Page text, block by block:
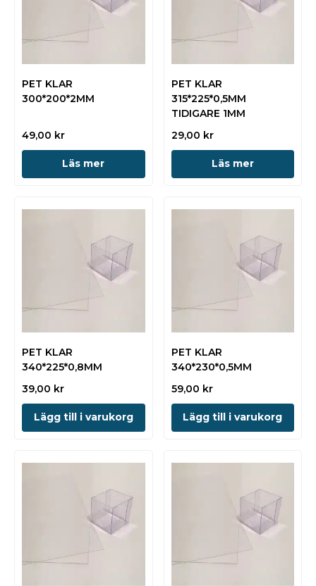
PET KLAR
300*200*2MM
49,00 kr
Läs mer
PET KLAR
315*225*0,5MM
TIDIGARE 1MM
29,00 kr
Läs mer
PET KLAR
340*225*0,8MM
39,00 kr
Lägg till i varukorg
PET KLAR
340*230*0,5MM
59,00 kr
Lägg till i varukorg